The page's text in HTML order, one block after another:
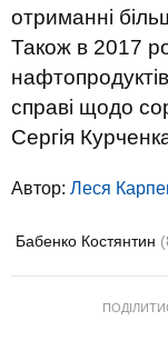
отриманні
Також в 2017
справі щодо
Сергія
Автор: Леся
Бабенко Костянтин